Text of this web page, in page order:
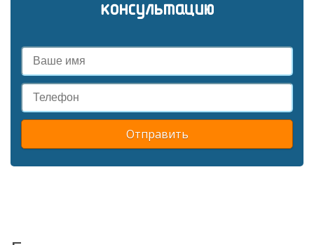
консультацию
Отправить